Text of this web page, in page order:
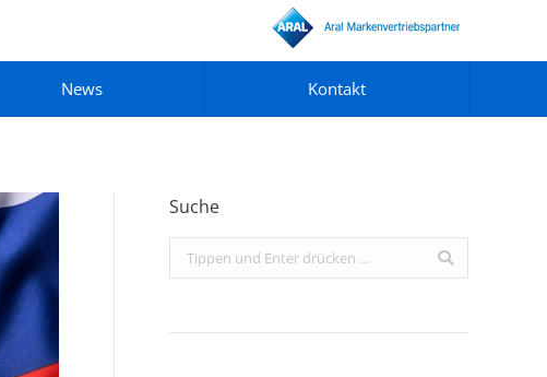
News Kontakt
Suche
Search: